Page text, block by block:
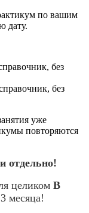
по вашим
дату.
без
без
уже
повторяются
отдельно!
целиком В
месяца!